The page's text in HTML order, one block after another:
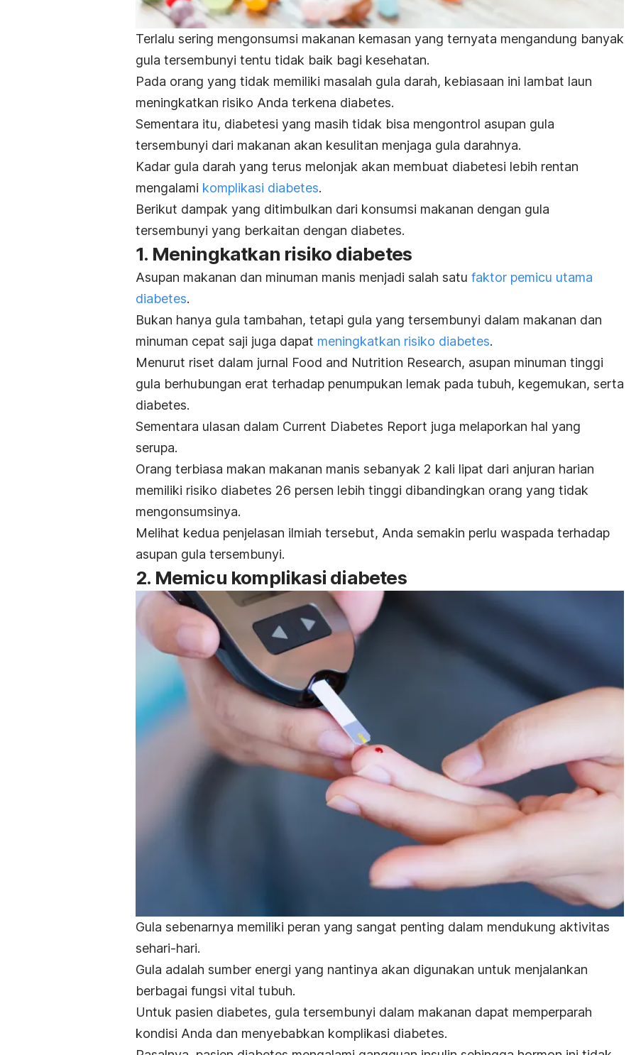
Terlalu sering mengonsumsi makanan kemasan yang ternyata mengandung banyak
gula tersembunyi tentu tidak baik bagi kesehatan.
Pada orang yang tidak memiliki masalah gula darah, kebiasaan ini lambat laun
meningkatkan risiko Anda terkena diabetes.
Sementara itu, diabetesi yang masih tidak bisa mengontrol asupan gula
tersembunyi dari makanan akan kesulitan menjaga gula darahnya.
Kadar gula darah yang terus melonjak akan membuat diabetesi lebih rentan
mengalami komplikasi diabetes.
Berikut dampak yang ditimbulkan dari konsumsi makanan dengan gula
tersembunyi yang berkaitan dengan diabetes.
1. Meningkatkan risiko diabetes
Asupan makanan dan minuman manis menjadi salah satu faktor pemicu utama
diabetes.
Bukan hanya gula tambahan, tetapi gula yang tersembunyi dalam makanan dan
minuman cepat saji juga dapat meningkatkan risiko diabetes.
Menurut riset dalam jurnal Food and Nutrition Research, asupan minuman tinggi
gula berhubungan erat terhadap penumpukan lemak pada tubuh, kegemukan, serta
diabetes.
Sementara ulasan dalam Current Diabetes Report juga melaporkan hal yang
serupa.
Orang terbiasa makan makanan manis sebanyak 2 kali lipat dari anjuran harian
memiliki risiko diabetes 26 persen lebih tinggi dibandingkan orang yang tidak
mengonsumsinya.
Melihat kedua penjelasan ilmiah tersebut, Anda semakin perlu waspada terhadap
asupan gula tersembunyi.
2. Memicu komplikasi diabetes
Gula sebenarnya memiliki peran yang sangat penting dalam mendukung aktivitas
sehari-hari.
Gula adalah sumber energi yang nantinya akan digunakan untuk menjalankan
berbagai fungsi vital tubuh.
Untuk pasien diabetes, gula tersembunyi dalam makanan dapat memperparah
kondisi Anda dan menyebabkan komplikasi diabetes.